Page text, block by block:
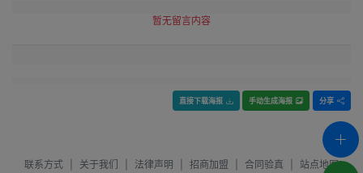
暂无留言内容
直接下载海报 手动生成海报 分享
联系方式 关于我们 法律声明 招商加盟 合同验真 站点地图